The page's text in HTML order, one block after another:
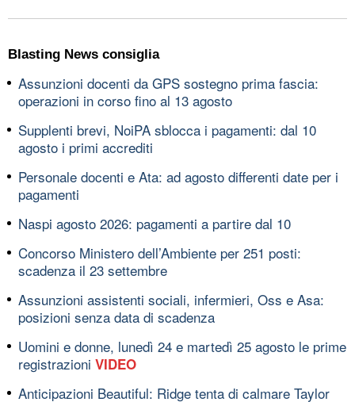
Blasting News consiglia
Assunzioni docenti da GPS sostegno prima fascia:
operazioni in corso fino al 13 agosto
Supplenti brevi, NoiPA sblocca i pagamenti: dal 10
agosto i primi accrediti
Personale docenti e Ata: ad agosto differenti date per i
pagamenti
Naspi agosto 2026: pagamenti a partire dal 10
Concorso Ministero dell’Ambiente per 251 posti:
scadenza il 23 settembre
Assunzioni assistenti sociali, infermieri, Oss e Asa:
posizioni senza data di scadenza
Uomini e donne, lunedì 24 e martedì 25 agosto le prime
registrazioni VIDEO
Anticipazioni Beautiful: Ridge tenta di calmare Taylor